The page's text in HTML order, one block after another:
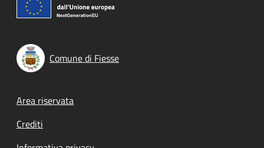
Comune di Fiesse
Footer menu
Area riservata
Crediti